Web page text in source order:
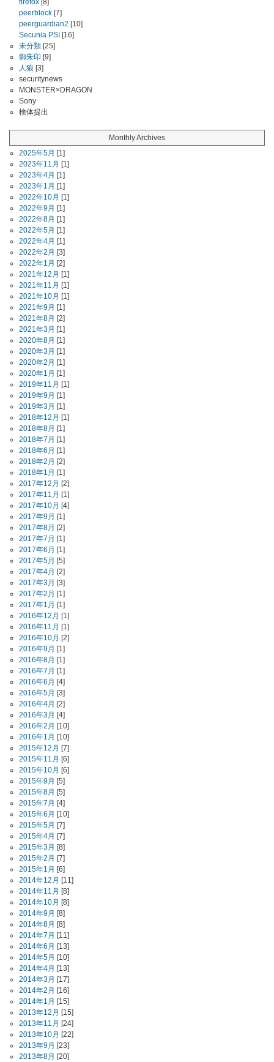
firefox [8]
peerblock [7]
peerguardian2 [10]
Secunia PSI [16]
未分類 [25]
御朱印 [9]
人狼 [3]
securitynews
MONSTER×DRAGON
Sony
検体提出
Monthly Archives
2025年5月 [1]
2023年11月 [1]
2023年4月 [1]
2023年1月 [1]
2022年10月 [1]
2022年9月 [1]
2022年8月 [1]
2022年5月 [1]
2022年4月 [1]
2022年2月 [3]
2022年1月 [2]
2021年12月 [1]
2021年11月 [1]
2021年10月 [1]
2021年9月 [1]
2021年8月 [2]
2021年3月 [1]
2020年8月 [1]
2020年3月 [1]
2020年2月 [1]
2020年1月 [1]
2019年11月 [1]
2019年9月 [1]
2019年3月 [1]
2018年12月 [1]
2018年8月 [1]
2018年7月 [1]
2018年6月 [1]
2018年2月 [2]
2018年1月 [1]
2017年12月 [2]
2017年11月 [1]
2017年10月 [4]
2017年9月 [1]
2017年8月 [2]
2017年7月 [1]
2017年6月 [1]
2017年5月 [5]
2017年4月 [2]
2017年3月 [3]
2017年2月 [1]
2017年1月 [1]
2016年12月 [1]
2016年11月 [1]
2016年10月 [2]
2016年9月 [1]
2016年8月 [1]
2016年7月 [1]
2016年6月 [4]
2016年5月 [3]
2016年4月 [2]
2016年3月 [4]
2016年2月 [10]
2016年1月 [10]
2015年12月 [7]
2015年11月 [6]
2015年10月 [6]
2015年9月 [5]
2015年8月 [5]
2015年7月 [4]
2015年6月 [10]
2015年5月 [7]
2015年4月 [7]
2015年3月 [8]
2015年2月 [7]
2015年1月 [6]
2014年12月 [11]
2014年11月 [8]
2014年10月 [8]
2014年9月 [8]
2014年8月 [8]
2014年7月 [11]
2014年6月 [13]
2014年5月 [10]
2014年4月 [13]
2014年3月 [17]
2014年2月 [16]
2014年1月 [15]
2013年12月 [15]
2013年11月 [24]
2013年10月 [22]
2013年9月 [23]
2013年8月 [20]